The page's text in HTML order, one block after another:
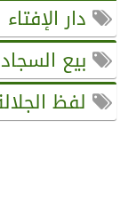
دار
بيع
لفظ